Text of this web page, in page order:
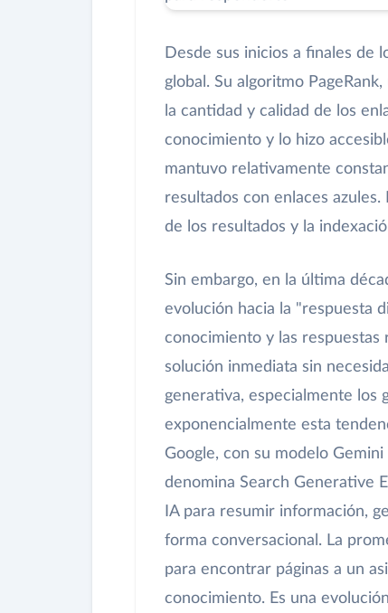
Desde sus inicios a finales de
global. Su algoritmo
la cantidad y calidad de los
conocimiento y lo hizo
mantuvo relativamente
resultados con enlaces
de los resultados y la
Sin embargo, en la última
evolución hacia la "respuesta
conocimiento y las
solución inmediata sin
generativa, especialmente los
exponencialmente esta
Google, con su modelo
denomina Search Generative
IA para resumir información,
forma conversacional. La
para encontrar páginas a un
conocimiento. Es una